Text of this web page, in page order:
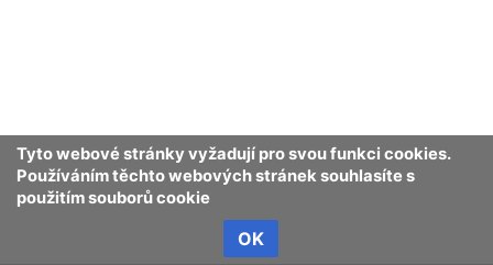
Tyto webové stránky vyžadují pro svou funkci cookies.
Používáním těchto webových stránek souhlasíte s
použitím souborů cookie
OK